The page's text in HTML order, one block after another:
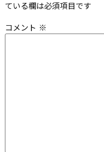
ている欄は必須項目です
コメント ※